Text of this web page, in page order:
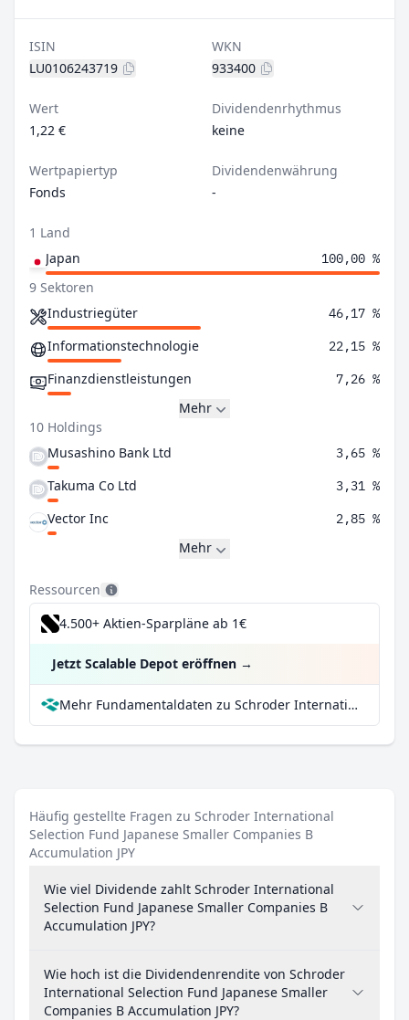
ISIN
LU0106243719
WKN
933400
Wert
1,22 €
Dividendenrhythmus
keine
Wertpapiertyp
Fonds
Dividendenwährung
-
1 Land
Japan
100,00 %
9 Sektoren
Industriegüter
46,17 %
Informationstechnologie 22,15 %
Finanzdienstleistungen 7,26 %
Mehr
10 Holdings
Musashino Bank Ltd
3,65 %
Takuma Co Ltd 3,31 %
Vector Inc 2,85 %
Mehr
Ressourcen
4.500+ Aktien-Sparpläne ab 1€
Jetzt Scalable Depot eröffnen →
Mehr Fundamentaldaten zu Schroder International Selection Fund Japanese Smaller Companies B Accumulation JPY bei Parqet
Häufig gestellte Fragen zu Schroder International
Selection Fund Japanese Smaller Companies B
Accumulation JPY
Wie viel Dividende zahlt Schroder International
Selection Fund Japanese Smaller Companies B
Accumulation JPY?
Wie hoch ist die Dividendenrendite von Schroder
International Selection Fund Japanese Smaller
Companies B Accumulation JPY?